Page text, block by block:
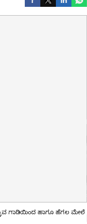
ಗಾಡಿಯಿಂದ ಹಾಗೂ ಹೆಗಲ ಮೇಲೆ